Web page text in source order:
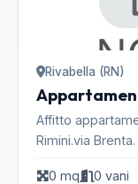
Rivabella (RN)
Affitto
Rimini.via
con doccia,
0 mq
0 vani